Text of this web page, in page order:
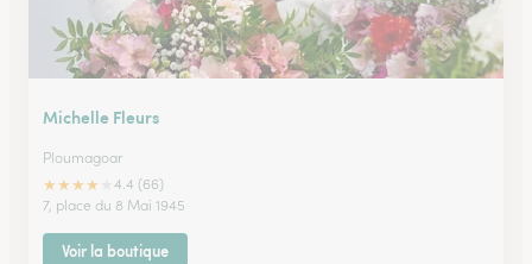
Michelle Fleurs
Ploumagoar
★★★★
4.4 (66)
7, place du 8 Mai 1945
Voir la boutique